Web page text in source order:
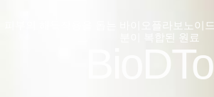
피부의 해독작용을 돕는 바이오플라보노이
분이 복합된 원료